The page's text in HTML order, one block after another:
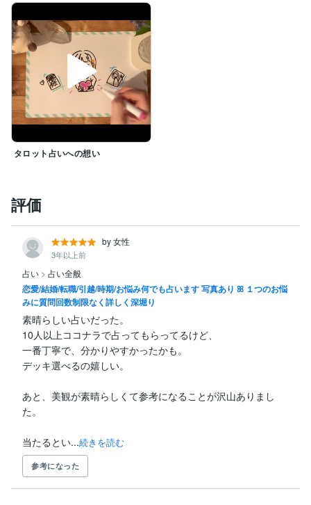
https://coconala.com/blogs/2886458/221670
https://coconala.com/blogs/2886458/221671
https://coconala.com/blogs/2886458/221672
❁.｡.:*:.｡.✽.｡.:*:.｡.❁.｡
気分転換や、
誰かとの話題のきっかけ、
スケジュールの調整、
意見のすり合わせの潤滑油など、
生活へ彩りを添える手助けになれば幸いです⸜(´ ˘ `∗)⸝
タロット占いへの想い
評価
by 女性
3年以上前
占い > 占い全般
恋愛/結婚/転職/引越/時期/お悩み何でも占います 写真あり ꕤ １つのお悩
みに質問回数制限なく詳しく深堀り
素晴らしい占いだった。
10人以上ココナラで占ってもらってるけど、
一番丁寧で、分かりやすかったかも。
デッキ選べるの嬉しい。
あと、美観が素晴らしくて参考になることが沢山ありまし
た。
当たるとい...続きを読む
参考になった